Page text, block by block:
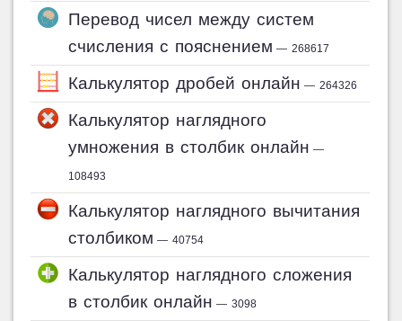
Перевод чисел между систем
счисления с пояснением — 268617
Калькулятор дробей онлайн — 264326
Калькулятор наглядного
умножения в столбик онлайн —
108493
Калькулятор наглядного вычитания
столбиком — 40754
Калькулятор наглядного сложения
в столбик онлайн — 3098